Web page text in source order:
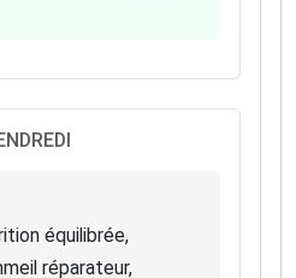
équilibrée,
réparateur,